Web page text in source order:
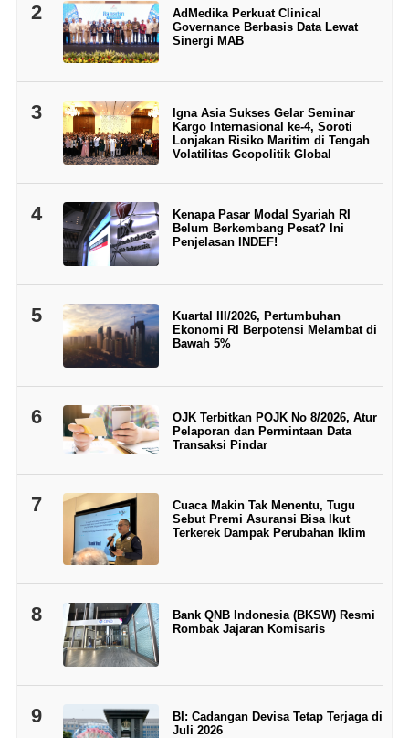
2
AdMedika Perkuat Clinical
Governance Berbasis Data Lewat
Sinergi MAB
3
Igna Asia Sukses Gelar Seminar
Kargo Internasional ke-4, Soroti
Lonjakan Risiko Maritim di Tengah
Volatilitas Geopolitik Global
4
Kenapa Pasar Modal Syariah RI
Belum Berkembang Pesat? Ini
Penjelasan INDEF!
5
Kuartal III/2026, Pertumbuhan
Ekonomi RI Berpotensi Melambat di
Bawah 5%
6
OJK Terbitkan POJK No 8/2026, Atur
Pelaporan dan Permintaan Data
Transaksi Pindar
7
Cuaca Makin Tak Menentu, Tugu
Sebut Premi Asuransi Bisa Ikut
Terkerek Dampak Perubahan Iklim
8
Bank QNB Indonesia (BKSW) Resmi
Rombak Jajaran Komisaris
9
BI: Cadangan Devisa Tetap Terjaga di
Juli 2026